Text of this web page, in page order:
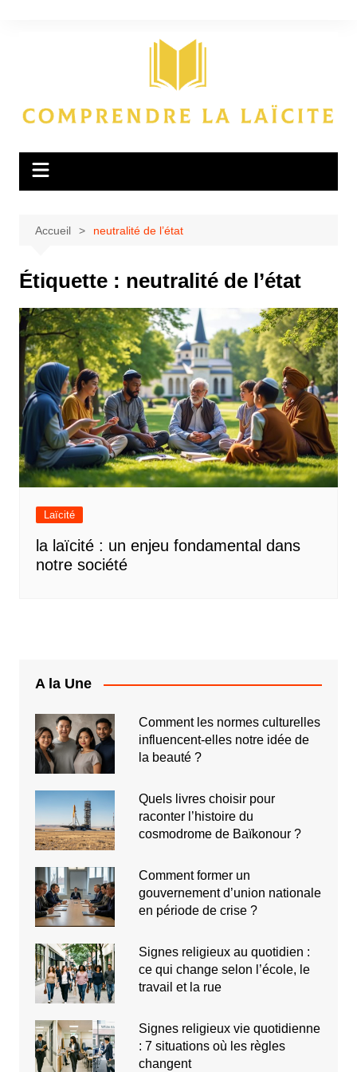
Accueil neutralité de l’état
Étiquette : neutralité de l’état
Laïcité
la laïcité : un enjeu fondamental dans
notre société
A la Une
Comment les normes culturelles
influencent-elles notre idée de
la beauté ?
Quels livres choisir pour
raconter l’histoire du
cosmodrome de Baïkonour ?
Comment former un
gouvernement d’union nationale
en période de crise ?
Signes religieux au quotidien :
ce qui change selon l’école, le
travail et la rue
Signes religieux vie quotidienne
: 7 situations où les règles
changent